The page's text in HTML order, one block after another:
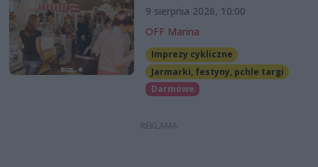
9 sierpnia 2026, 10:00
OFF Marina
Imprezy cykliczne
Jarmarki, festyny, pchle targi
Darmowe